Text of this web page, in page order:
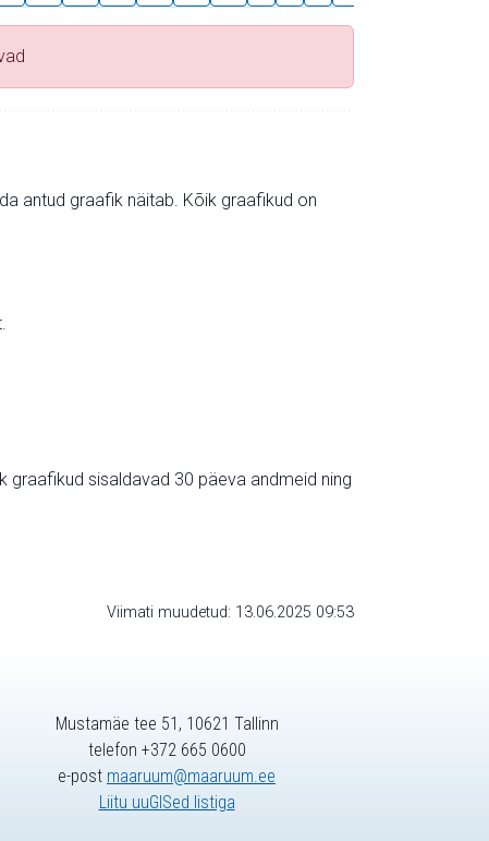
antud graafik näitab. Kõik graafikud on
graafikud sisaldavad 30 päeva andmeid ning
Viimati muudetud: 13.06.2025 09:53
Mustamäe tee 51, 10621 Tallinn
telefon +372 665 0600
e-post maaruum@maaruum.ee
Liitu uuGISed listiga